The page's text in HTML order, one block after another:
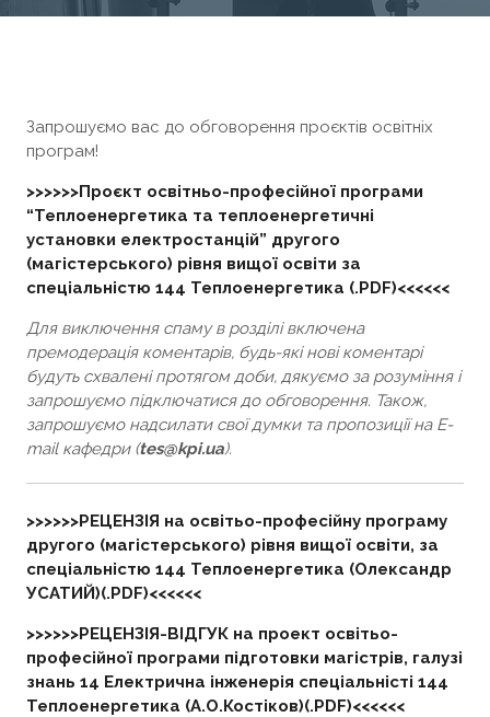
Запрошуємо вас до обговорення проєктів освітніх
програм!
>>>>>>Проєкт освітньо-професійної програми
“Теплоенергетика та теплоенергетичні
установки електростанцій” другого
(магістерського) рівня вищої освіти за
спеціальністю 144 Теплоенергетика (.PDF)<<<<<<
Для виключення спаму в розділі включена
премодерація коментарів, будь-які нові коментарі
будуть схвалені протягом доби, дякуємо за розуміння і
запрошуємо підключатися до обговорення. Також,
запрошуємо надсилати свої думки та пропозиції на E-
mail кафедри (tes@kpi.ua).
>>>>>>РЕЦЕНЗІЯ на освітьо-професійну програму
другого (магістерського) рівня вищої освіти, за
спеціальністю 144 Теплоенергетика (Олександр
УСАТИЙ)(.PDF)<<<<<<
>>>>>>РЕЦЕНЗІЯ-ВІДГУК на проект освітьо-
професійної програми підготовки магістрів, галузі
знань 14 Електрична інженерія спеціальністі 144
Теплоенергетика (А.О.Костіков)(.PDF)<<<<<<